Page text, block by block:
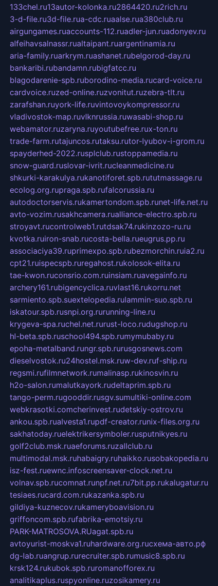
133chel.ru13autor-kolonka.ru2864420.ru2rich.ru
3-d-file.ru3d-file.rua-cdc.ruaalse.rua380club.ru
airgungames.ruaccounts-112.ruadler-jun.ruadonyev.ru
alfeihavsalnassr.rualtaipant.ruargentinamia.ru
aria-family.ruarkrym.ruashanet.rubelgorod-day.ru
bankaribi.rubandamn.rubigfatcc.ru
blagodarenie-spb.ruborodino-media.rucard-voice.ru
cardvoice.ruzed-online.ruzvonitut.ruzebra-tlt.ru
zarafshan.ruyork-life.ruvintovoykompressor.ru
vladivostok-map.ruvlknrussia.ruwasabi-shop.ru
webamator.ruzaryna.ruyoutubefree.rux-ton.ru
trade-farm.rutajuncos.rutaksu.rutor-lyubov-i-grom.ru
spayderhed-2022.rusplclub.rustoppamedia.ru
snow-guard.ruslovar-ivrit.rucleanmedicine.ru
shkurki-karakulya.rukanotiforet.spb.rututmassage.ru
ecolog.org.rupraga.spb.rufalcorussia.ru
autodoctorservis.rukamertondom.spb.runet-life.net.ru
avto-vozim.rusakhcamera.rualliance-electro.spb.ru
stroyavt.rucontrolweb1.rutdsak74.rukinzozo-ru.ru
kvotka.ruiron-snab.rucosta-bella.rueugrus.pp.ru
associaciya39.ruprimexpo.spb.rubezmorchin.ruia2.ru
cpt21.ruispecspb.ruregahost.rukolosok-elita.ru
tae-kwon.ruconsrio.com.ruinsiam.ruavegainfo.ru
archery161.rubigencyclica.ruvlast16.rukorru.net
sarmiento.spb.suextelopedia.rulammin-suo.spb.ru
iskatour.spb.rusnpi.org.rurunning-line.ru
krygeva-spa.ruchel.net.rurust-loco.rudugshop.ru
hl-beta.spb.ruschool494.spb.rumymubaby.ru
epoha-metalband.rungr.spb.rurusgosnews.com
dieselvostok.ru24hostel.msk.ruw-dev.ruf-ship.ru
regsmi.rufilmnetwork.rumalinasp.rukinosvin.ru
h2o-salon.rumalutkayork.rudeltaprim.spb.ru
tango-perm.rugooddir.rusgv.sumultiki-online.com
webkrasotki.comcherinvest.rudetskiy-ostrov.ru
ankou.spb.rualvesta1.rupdf-creator.runix-files.org.ru
sakhatoday.ruelektrikersymboler.rusputnikyes.ru
golf2club.msk.ruaeforums.ruzallclub.ru
multimodal.msk.ruhabaigry.ruhaikko.rusobakopedia.ru
isz-fest.ruewnc.infoscreensaver-clock.net.ru
volnav.spb.rucomnat.runpf.net.ru7bit.pp.rukalugatur.ru
tesiaes.rucard.com.rukazanka.spb.ru
gildiya-kuznecov.rukameryboavision.ru
griffoncom.spb.rufabrika-emotsiy.ru
PARK-MATROSOVA.RUagat.spb.ru
avtoyurist-moskva1.ruhardware.org.ruсхема-авто.рф
dg-lab.ruangrup.rurecruiter.spb.rumusic8.spb.ru
krsk124.rukubok.spb.ruromanofforex.ru
analitikaplus.ruspyonline.ruzosikamery.ru